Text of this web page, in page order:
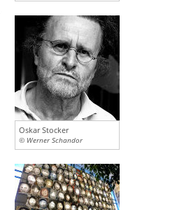
Oskar Stocker
© Werner Schandor